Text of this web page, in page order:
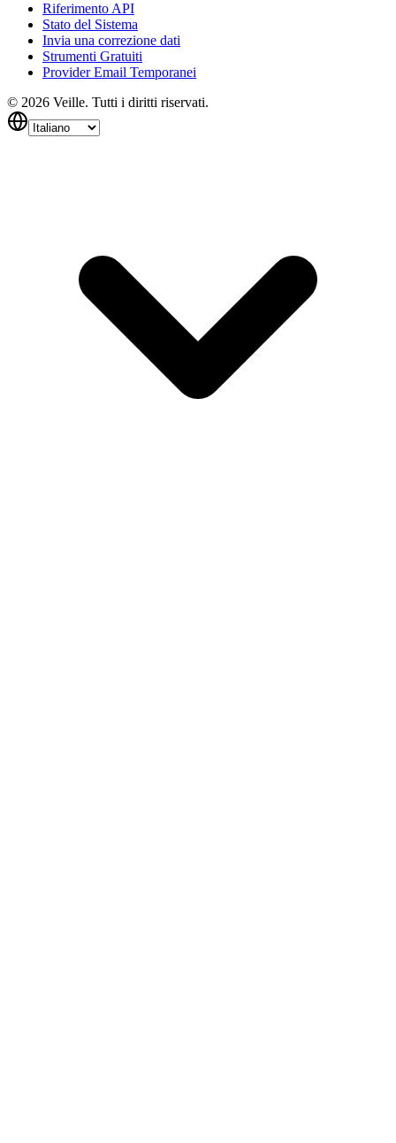
Riferimento API
Stato del Sistema
Invia una correzione dati
Strumenti Gratuiti
Provider Email Temporanei
© 2026 Veille. Tutti i diritti riservati.